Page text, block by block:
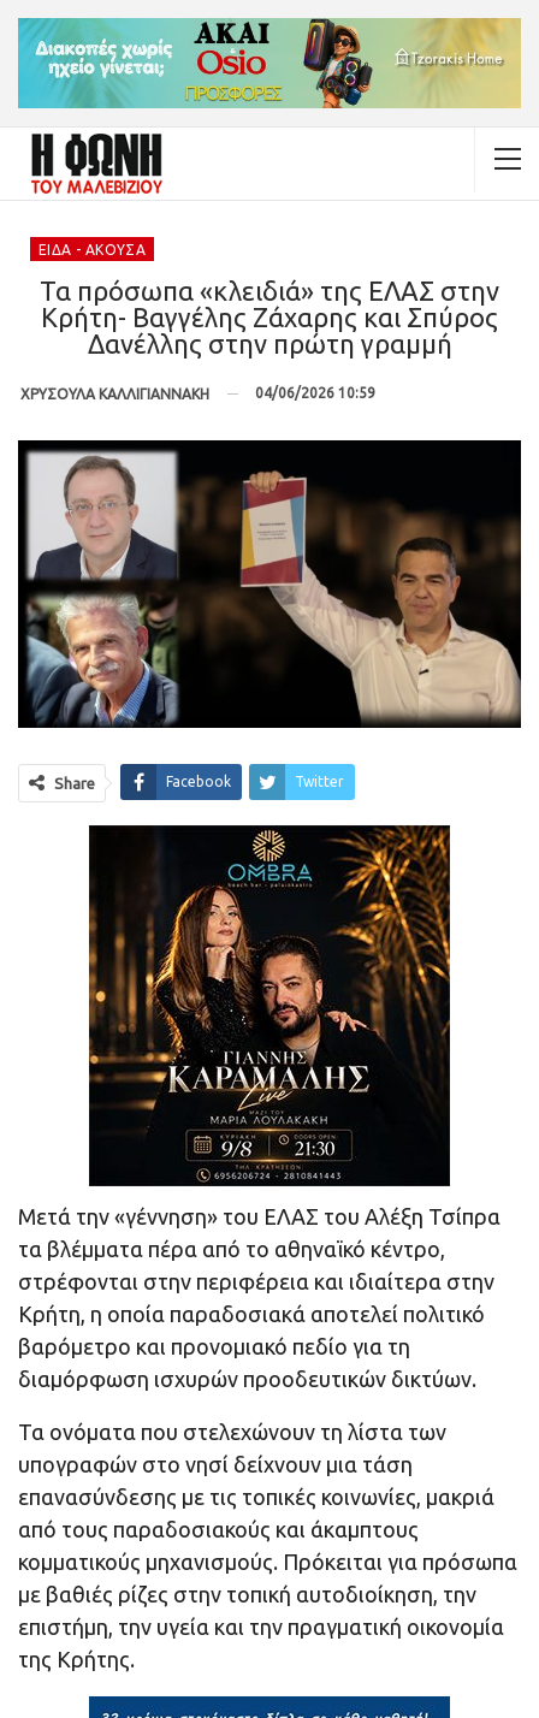
ΕΊΔΑ - ΆΚΟΥΣΑ
Τα πρόσωπα «κλειδιά» της ΕΛΑΣ στην
Κρήτη- Βαγγέλης Ζάχαρης και Σπύρος
Δανέλλης στην πρώτη γραμμή
ΧΡΥΣΟΥΛΑ ΚΑΛΛΙΓΙΑΝΝΑΚΗ 04/06/2026 10:59
Share Facebook Twitter
Μετά την «γέννηση» του ΕΛΑΣ του Αλέξη Τσίπρα
τα βλέμματα πέρα από το αθηναϊκό κέντρο,
στρέφονται στην περιφέρεια και ιδιαίτερα στην
Κρήτη, η οποία παραδοσιακά αποτελεί πολιτικό
βαρόμετρο και προνομιακό πεδίο για τη
διαμόρφωση ισχυρών προοδευτικών δικτύων.
Τα ονόματα που στελεχώνουν τη λίστα των
υπογραφών στο νησί δείχνουν μια τάση
επανασύνδεσης με τις τοπικές κοινωνίες, μακριά
από τους παραδοσιακούς και άκαμπτους
κομματικούς μηχανισμούς. Πρόκειται για πρόσωπα
με βαθιές ρίζες στην τοπική αυτοδιοίκηση, την
επιστήμη, την υγεία και την πραγματική οικονομία
της Κρήτης.